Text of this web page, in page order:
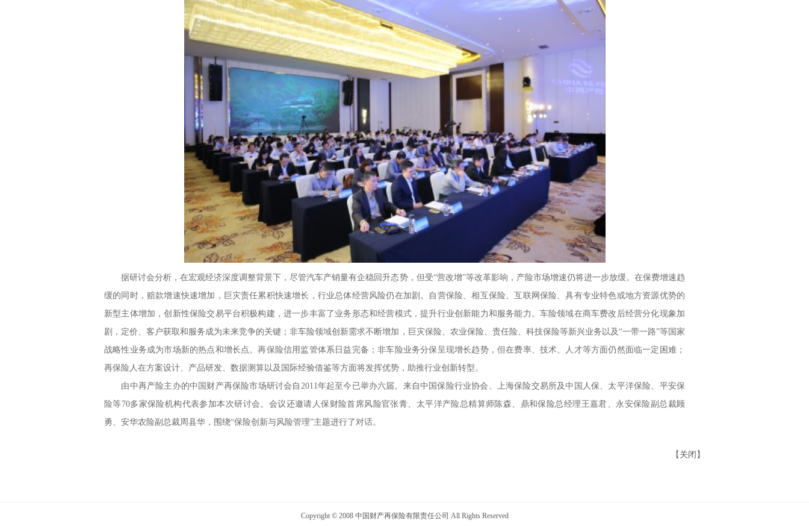
据研讨会分析，在宏观经济深度调整背景下，尽管汽车产销量有企稳回升态势，但受“营改增”等改革影响，产险市场增速仍将进一步放缓。在保费增速趋
缓的同时，赔款增速快速增加，巨灾责任累积快速增长，行业总体经营风险仍在加剧。自营保险、相互保险、互联网保险、具有专业特色或地方资源优势的
新型主体增加，创新性保险交易平台积极构建，进一步丰富了业务形态和经营模式，提升行业创新能力和服务能力。车险领域在商车费改后经营分化现象加
剧，定价、客户获取和服务成为未来竞争的关键；非车险领域创新需求不断增加，巨灾保险、农业保险、责任险、科技保险等新兴业务以及“一带一路”等国家
战略性业务成为市场新的热点和增长点。再保险信用监管体系日益完备；非车险业务分保呈现增长趋势，但在费率、技术、人才等方面仍然面临一定困难；
再保险人在方案设计、产品研发、数据测算以及国际经验借鉴等方面将发挥优势，助推行业创新转型。
由中再产险主办的中国财产再保险市场研讨会自2011年起至今已举办六届。来自中国保险行业协会、上海保险交易所及中国人保、太平洋保险、平安保
险等70多家保险机构代表参加本次研讨会。会议还邀请人保财险首席风险官张青、太平洋产险总精算师陈森、鼎和保险总经理王嘉君、永安保险副总裁顾
勇、安华农险副总裁周县华，围绕“保险创新与风险管理”主题进行了对话。
【 关闭 】
Copyright © 2008 中国财产再保险有限责任公司 All Rights Reserved